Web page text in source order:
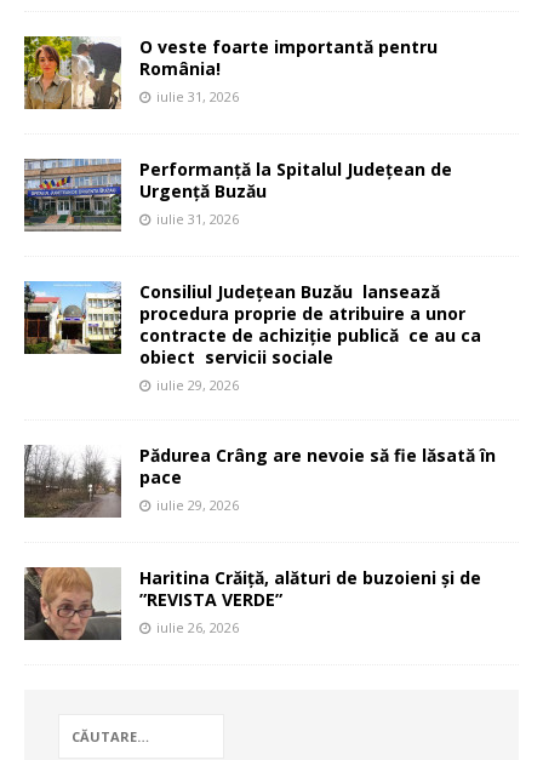
O veste foarte importantă pentru
România!
iulie 31, 2026
Performanță la Spitalul Județean de
Urgență Buzău
iulie 31, 2026
Consiliul Județean Buzău lansează
procedura proprie de atribuire a unor
contracte de achiziție publică ce au ca
obiect servicii sociale
iulie 29, 2026
Pădurea Crâng are nevoie să fie lăsată în
pace
iulie 29, 2026
Haritina Crăiță, alături de buzoieni și de
”REVISTA VERDE”
iulie 26, 2026